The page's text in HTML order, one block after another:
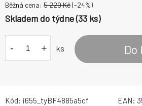
Běžná cena: 5 220Kč(-24%)
Skladem do týdne (33 ks)
- + ks Do
Kód: i655_tyBF4885a5cf EAN: